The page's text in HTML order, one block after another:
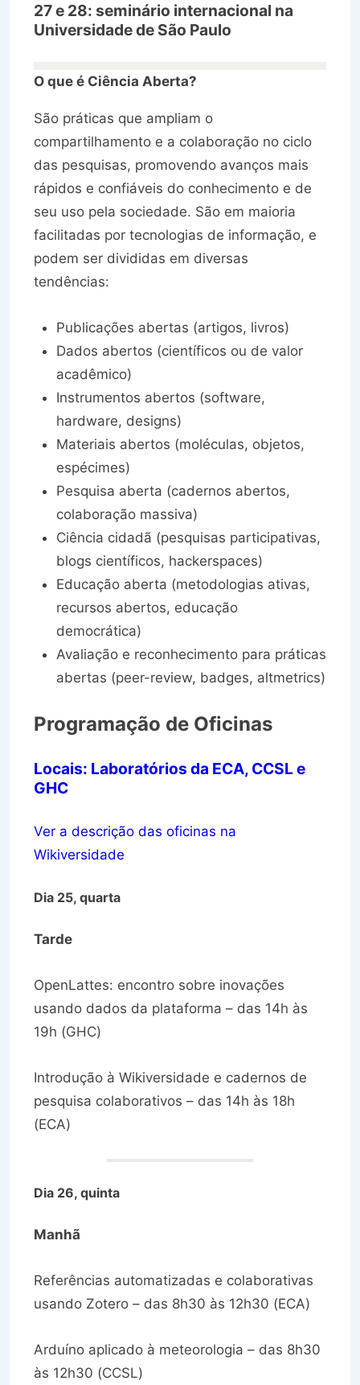
27 e 28: seminário internacional na
Universidade de São Paulo
O que é Ciência Aberta?
São práticas que ampliam o
compartilhamento e a colaboração no ciclo
das pesquisas, promovendo avanços mais
rápidos e confiáveis do conhecimento e de
seu uso pela sociedade. São em maioria
facilitadas por tecnologias de informação, e
podem ser divididas em diversas
tendências:
Publicações abertas (artigos, livros)
Dados abertos (científicos ou de valor
acadêmico)
Instrumentos abertos (software,
hardware, designs)
Materiais abertos (moléculas, objetos,
espécimes)
Pesquisa aberta (cadernos abertos,
colaboração massiva)
Ciência cidadã (pesquisas participativas,
blogs científicos, hackerspaces)
Educação aberta (metodologias ativas,
recursos abertos, educação
democrática)
Avaliação e reconhecimento para práticas
abertas (peer-review, badges, altmetrics)
Programação de Oficinas
Locais: Laboratórios da ECA, CCSL e
GHC
Ver a descrição das oficinas na
Wikiversidade
Dia 25, quarta
Tarde
OpenLattes: encontro sobre inovações
usando dados da plataforma – das 14h às
19h (GHC)
Introdução à Wikiversidade e cadernos de
pesquisa colaborativos – das 14h às 18h
(ECA)
Dia 26, quinta
Manhã
Referências automatizadas e colaborativas
usando Zotero – das 8h30 às 12h30 (ECA)
Arduíno aplicado à meteorologia – das 8h30
às 12h30 (CCSL)